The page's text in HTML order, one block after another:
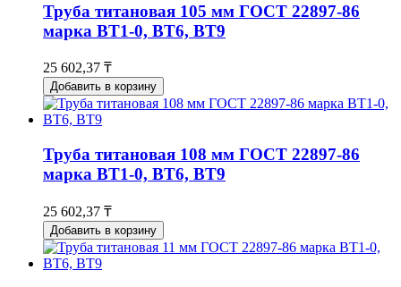
Труба титановая 105 мм ГОСТ 22897-86
марка ВТ1-0, ВТ6, ВТ9
25 602,37 ₸
Добавить в корзину
Труба титановая 108 мм ГОСТ 22897-86
марка ВТ1-0, ВТ6, ВТ9
25 602,37 ₸
Добавить в корзину